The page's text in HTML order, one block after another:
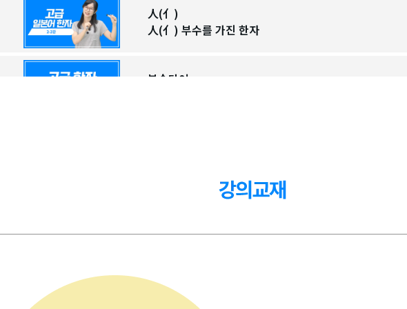
人(亻)
人(亻) 부수를 가진 한자
복습단어
복습단어
복습 단어 정리